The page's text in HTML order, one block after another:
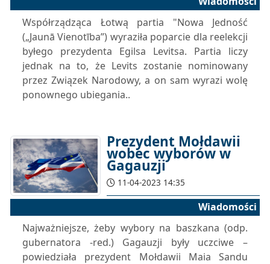
Współrządząca Łotwą partia "Nowa Jedność
(„Jaunā Vienotība”) wyraziła poparcie dla reelekcji
byłego prezydenta Egilsa Levitsa. Partia liczy
jednak na to, że Levits zostanie nominowany
przez Związek Narodowy, a on sam wyrazi wolę
ponownego ubiegania..
Prezydent Mołdawii
wobec wyborów w
Gagauzji
11-04-2023 14:35
Wiadomości
Najważniejsze, żeby wybory na baszkana (odp.
gubernatora -red.) Gagauzji były uczciwe –
powiedziała prezydent Mołdawii Maia Sandu